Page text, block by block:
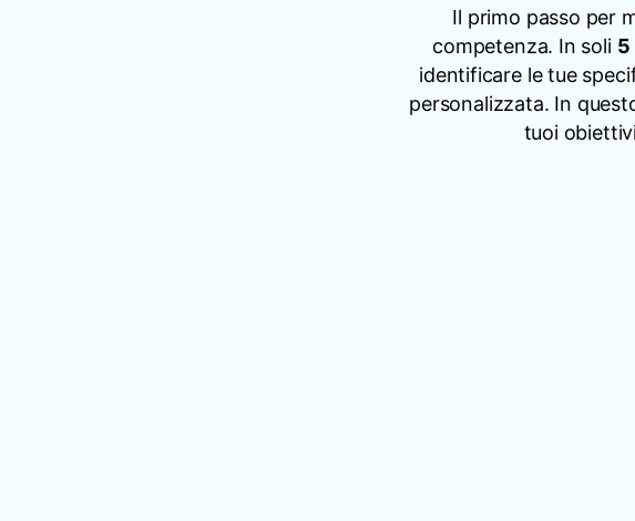
Il primo passo per
competenza. In soli 5
identificare le tue
personalizzata. In
tuoi